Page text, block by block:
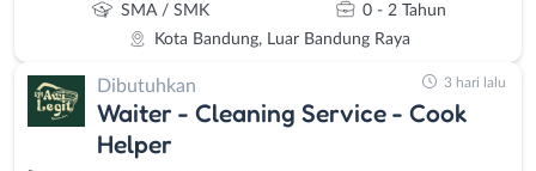
SMA / SMK
0 - 2 Tahun
Kota Bandung, Luar Bandung Raya
Dibutuhkan
Waiter - Cleaning Service - Cook
Helper
3 hari lalu